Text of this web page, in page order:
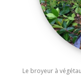
Le broyeur à